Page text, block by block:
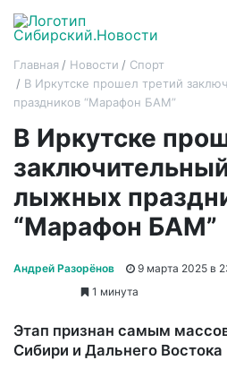
Главная Новости
Спорт
В Иркутске прошел третий
праздников “Марафон БАМ”
В Иркутске
лыжных
“Марафон БАМ”
Андрей Разорёнов
9 марта 2025 в
1 минута
Этап признан самым
Сибири и Дальнего Востока